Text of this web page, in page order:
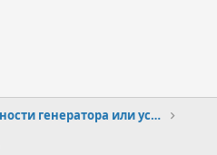
Увеличение мощности генератора или установка вспомогательного